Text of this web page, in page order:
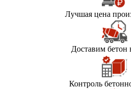
Лучшая цена
Доставим бетон
Контроль